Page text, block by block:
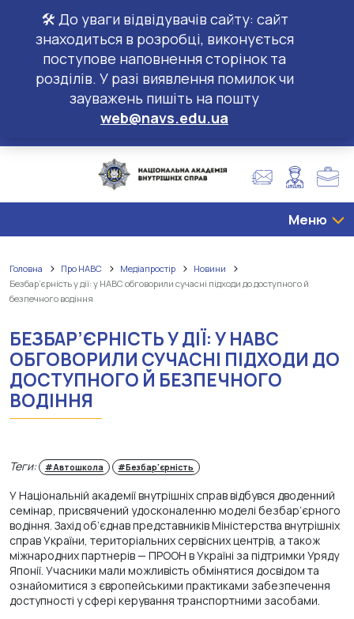
🛠️ До уваги відвідувачів сайту: сайт
знаходиться в розробці, виконується
поступове наповнення сторінок та
розділів. У разі виявлення помилок чи
зауважень пишіть на пошту
web@navs.edu.ua
Меню
Головна Про НАВС Медіапростір
Новини
Безбар’єрність у дії: у НАВС обговорили сучасні підходи до доступного й
безпечного водіння
БЕЗБАР’ЄРНІСТЬ У ДІЇ: У НАВС
ОБГОВОРИЛИ СУЧАСНІ ПІДХОДИ ДО
ДОСТУПНОГО Й БЕЗПЕЧНОГО
ВОДІННЯ
Теги: #Автошкола #Безбар'єрність
У Національній академії внутрішніх справ відбувся дводенний
семінар, присвячений удосконаленню моделі безбар’єрного
водіння. Захід об’єднав представників Міністерства внутрішніх
справ України, територіальних сервісних центрів, а також
міжнародних партнерів — ПРООН в Україні за підтримки Уряду
Японії. Учасники мали можливість обмінятися досвідом та
ознайомитися з європейськими практиками забезпечення
доступності у сфері керування транспортними засобами.